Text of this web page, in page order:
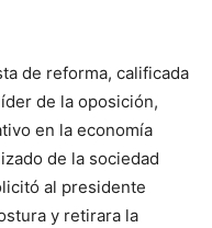
de reforma, calificada
de la oposición,
en la economía
de la sociedad
al presidente
y retirara la